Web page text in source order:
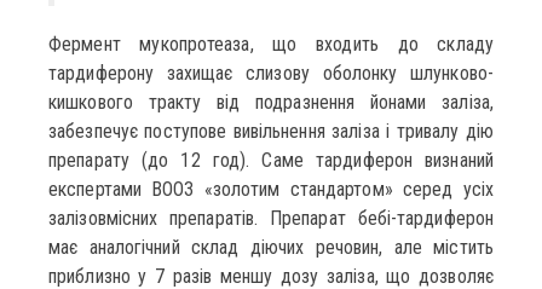
Фермент мукопротеаза, що входить до складу
тардиферону захищає слизову оболонку шлунково-
кишкового тракту від подразнення йонами заліза,
забезпечує поступове вивільнення заліза і тривалу дію
препарату (до 12 год). Саме тардиферон визнаний
експертами ВООЗ «золотим стандартом» серед усіх
залізовмісних препаратів. Препарат бебі-тардиферон
має аналогічний склад діючих речовин, але містить
приблизно у 7 разів меншу дозу заліза, що дозволяє